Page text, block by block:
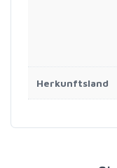
Herkunftsland